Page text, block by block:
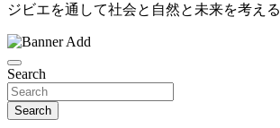
ジビエを通して社会と自然と未来を考える
Search
Search